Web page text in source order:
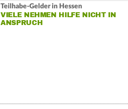
Teilhabe-Gelder in Hessen
VIELE NEHMEN HILFE NICHT IN
ANSPRUCH